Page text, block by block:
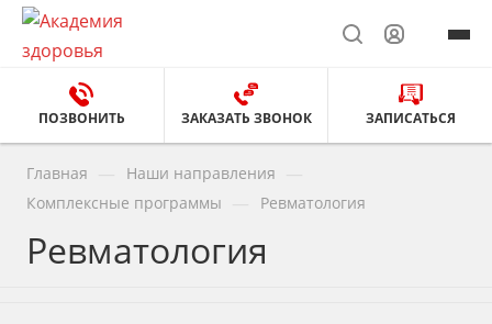
ПОЗВОНИТЬ ЗАКАЗАТЬ ЗВОНОК ЗАПИСАТЬСЯ
Главная Наши направления
Комплексные программы Ревматология
Ревматология